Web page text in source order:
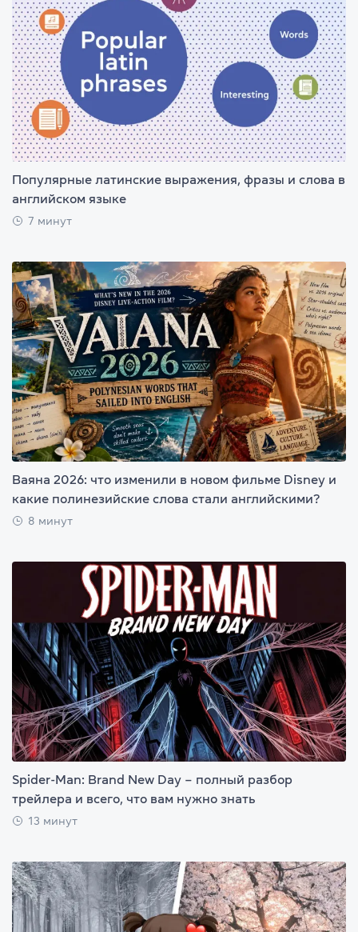
Популярные латинские выражения, фразы и слова в
английском языке
7 минут
Ваяна 2026: что изменили в новом фильме Disney и
какие полинезийские слова стали английскими?
8 минут
Spider-Man: Brand New Day – полный разбор
трейлера и всего, что вам нужно знать
13 минут